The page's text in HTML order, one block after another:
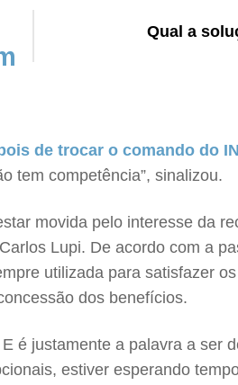
Qual a
de trocar o comando do
tem competência”, sinalizou.
movida pelo interesse da
Lupi. De acordo com a
utilizada para satisfazer
dos benefícios.
é justamente a palavra a
estiver esperando